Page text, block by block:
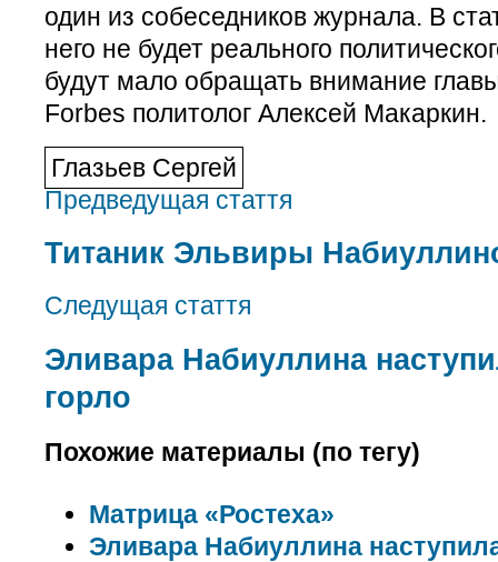
один из собеседников журнала. В
него не будет реального
будут мало обращать внимание
Forbes политолог Алексей Макаркин.
Глазьев Сергей
Предведущая стаття
Титаник Эльвиры
Следущая стаття
Эливара Набиуллина
горло
Похожие материалы (по тегу)
Матрица «Ростеха»
Эливара Набиуллина